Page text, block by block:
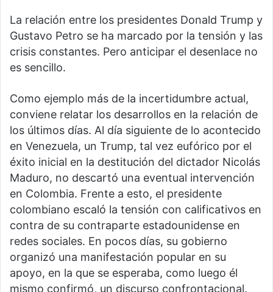
La relación entre los presidentes Donald Trump y
Gustavo Petro se ha marcado por la tensión y las
crisis constantes. Pero anticipar el desenlace no
es sencillo.
Como ejemplo más de la incertidumbre actual,
conviene relatar los desarrollos en la relación de
los últimos días. Al día siguiente de lo acontecido
en Venezuela, un Trump, tal vez eufórico por el
éxito inicial en la destitución del dictador Nicolás
Maduro, no descartó una eventual intervención
en Colombia. Frente a esto, el presidente
colombiano escaló la tensión con calificativos en
contra de su contraparte estadounidense en
redes sociales. En pocos días, su gobierno
organizó una manifestación popular en su
apoyo, en la que se esperaba, como luego él
mismo confirmó, un discurso confrontacional.